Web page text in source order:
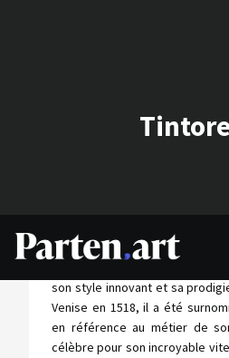
Tintoretto, ou Jacopo Comin,
son style innovant et sa
Venise en 1518, il a été
en référence au métier de
célèbre pour son incroyable